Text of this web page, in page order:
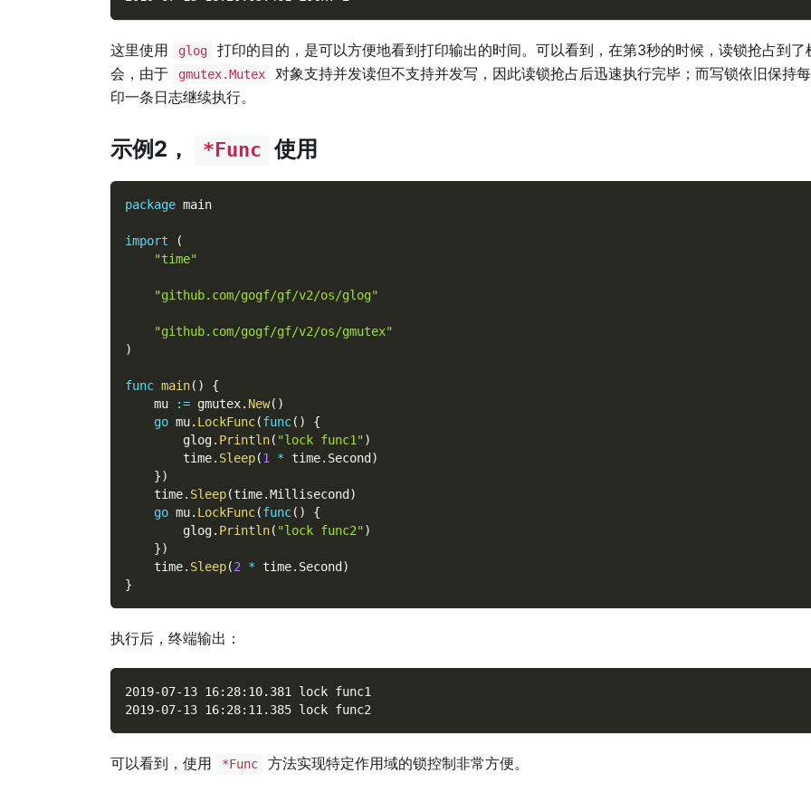
这里使用 glog
打印的目的，是可以方便地看到打印输出的时间。可以看到，在第3秒的时候，读锁抢占到了
会，由于
gmutex.Mutex
对象支持并发读但不支持并发写，因此读锁抢占后迅速执行完毕；而写锁依旧保持
印一条日志继续执行。
示例2， *Func 使用
package main
import
(
"time"
"github.com/gogf/gf/v2/os/glog"
"github.com/gogf/gf/v2/os/gmutex"
)
func main( )
{
    mu
:= gmutex. New( )
go mu. LockFunc(func( )
{
        glog
. Println( "lock func1")
        time
. Sleep(1 * time. Second )
})
    time
. Sleep(time.Millisecond )
go mu. LockFunc(func( )
{
        glog
. Println( "lock func2")
})
    time
. Sleep(2 * time. Second )
}
执行后，终端输出：
2019-07-13 16:28:10.381 lock func1
2019-07-13 16:28:11.385 lock func2
可以看到，使用 *Func 方法实现特定作用域的锁控制非常方便。